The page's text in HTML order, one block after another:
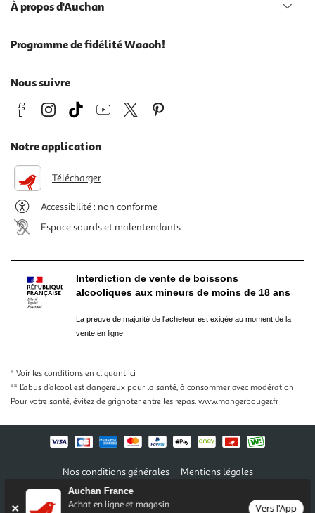
Auchan France
Achat en ligne et magasin Vers l'App
À propos d'Auchan
Programme de fidélité Waaoh!
Nous suivre
Notre application
Télécharger
Accessibilité : non conforme
Espace sourds et malentendants
Interdiction de vente de boissons
alcooliques aux mineurs de moins de 18 ans
La preuve de majorité de l'acheteur est exigée au moment de la
vente en ligne.
* Voir les conditions en cliquant ici
** L’abus d’alcool est dangereux pour la santé, à consommer avec modération
Pour votre santé, évitez de grignoter entre les repas. www.mangerbouger.fr
Nos conditions générales
Mentions légales
Conditions des offres et promotions
Politique de confidentialité
Informations légales marketplace